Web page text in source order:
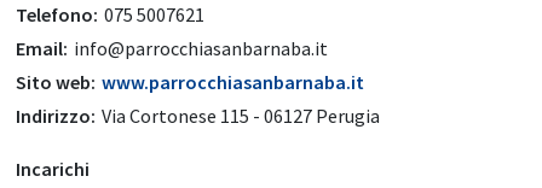
Telefono: 075 5007621
Email: info@parrocchiasanbarnaba.it
Sito web: www.parrocchiasanbarnaba.it
Indirizzo: Via Cortonese 115 - 06127 Perugia
Incarichi